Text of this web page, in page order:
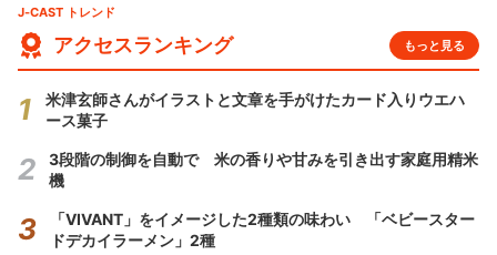
J-CAST トレンド
アクセスランキング もっと見る
米津玄師さんがイラストと文章を手がけたカード入りウエハ
ース菓子
3段階の制御を自動で 米の香りや甘みを引き出す家庭用精米
機
「VIVANT」をイメージした2種類の味わい 「ベビースター
ドデカイラーメン」2種